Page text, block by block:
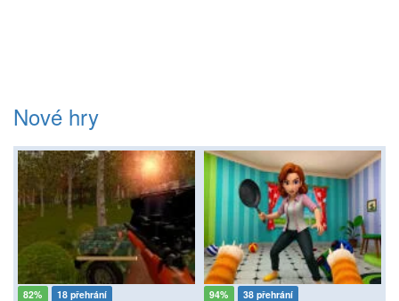
Nové hry
82% 18 přehrání 94% 38 přehrání